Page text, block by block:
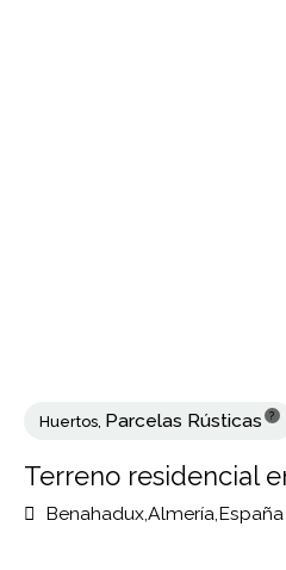
Huertos,Parcelas Rústicas